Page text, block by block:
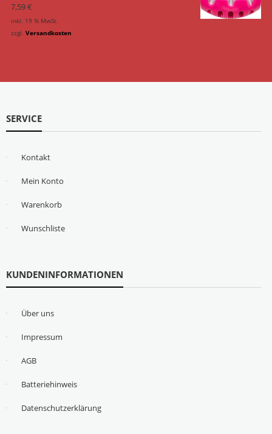
7,59€
inkl. 19 % MwSt.
zzgl. Versandkosten
SERVICE
Kontakt
Mein Konto
Warenkorb
Wunschliste
KUNDENINFORMATIONEN
Über uns
Impressum
AGB
Batteriehinweis
Datenschutzerklärung